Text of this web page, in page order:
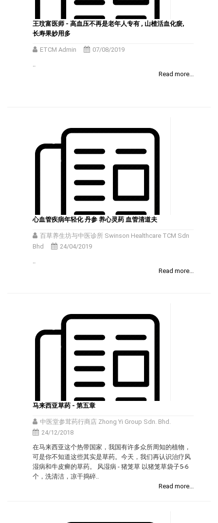
王玟富医师 - 高血压不再是老年人专有 , 山楂活血化瘀,
长寿果妙用多
ETCM Admin
07/08/2019
..
Read more...
心血管疾病年轻化 丹参 养心灵药 血管清道夫
百草养生坊与中医诊所 Swinson Healthcare TCM Sdn
Bhd
24/04/2019
..
Read more...
马来西亚草药 - 第五章
中医堂参茸药行商店 Zhong Yi Group Sdn. Bhd.
24/12/2018
在马来西亚这个热带国家，我国有许多众所周知的植物，
可是你不知道这些其实是草药。今天，我们再认识治疗风
湿病和牛皮癣的草药。 风湿病 - 猪笼草 以猪笼草袋子5-6
个，洗清洁，凉干捣碎..
Read more...